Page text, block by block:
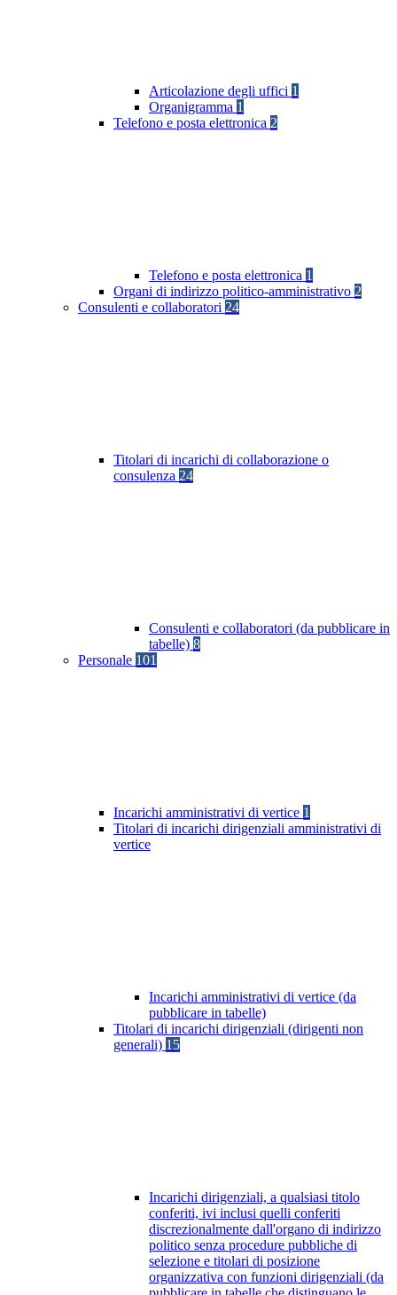
Articolazione degli uffici 1
Organigramma 1
Telefono e posta elettronica 2
Telefono e posta elettronica 1
Organi di indirizzo politico-amministrativo 2
Consulenti e collaboratori 24
Titolari di incarichi di collaborazione o
consulenza 24
Consulenti e collaboratori (da pubblicare in
tabelle) 8
Personale 101
Incarichi amministrativi di vertice 1
Titolari di incarichi dirigenziali amministrativi di
vertice
Incarichi amministrativi di vertice (da
pubblicare in tabelle)
Titolari di incarichi dirigenziali (dirigenti non
generali) 15
Incarichi dirigenziali, a qualsiasi titolo
conferiti, ivi inclusi quelli conferiti
discrezionalmente dall'organo di indirizzo
politico senza procedure pubbliche di
selezione e titolari di posizione
organizzativa con funzioni dirigenziali (da